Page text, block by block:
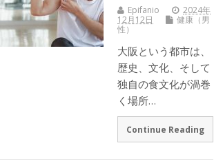
Epifanio
2024年
12月12日
健康（男
性）
大阪という都市は、
歴史、文化、そして
独自の食文化が渦巻
く場所…
Continue Reading